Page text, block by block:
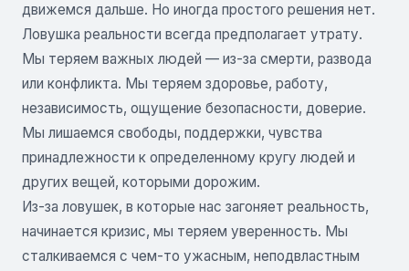
движемся дальше. Но иногда простого решения нет.
Ловушка реальности всегда предполагает утрату.
Мы теряем важных людей — из-за смерти, развода
или конфликта. Мы теряем здоровье, работу,
независимость, ощущение безопасности, доверие.
Мы лишаемся свободы, поддержки, чувства
принадлежности к определенному кругу людей и
других вещей, которыми дорожим.
Из-за ловушек, в которые нас загоняет реальность,
начинается кризис, мы теряем уверенность. Мы
сталкиваемся с чем-то ужасным, неподвластным